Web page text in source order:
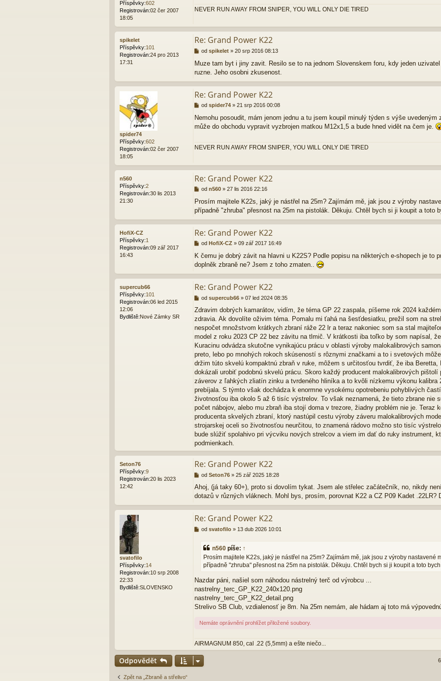
Příspěvky:602
Registrován:02 čer 2007
18:05
v
k
NEVER RUN AWAY FROM SNIPER, YOU WILL ONLY DIE TIRED
spikelet
Příspěvky:101
Registrován:24 pro 2013
17:31
Re: Grand Power K22
P
í
s
ě
v
od spikelet » 20 srp 2016 08:13
Muze tam byt i jiny zavit. Resilo se to na jednom Slovenskem foru, kdy jeden
ruzne. Jeho osobni zkusenost.
spider74
Příspěvky:602
Registrován:02 čer 2007
18:05
Re: Grand Power K22
P
í
s
v
od spider74 » 21 srp 2016 00:08
Nemohu posoudit, mám jenom jednu a tu jsem koupil minulý týden s výše
může do obchodu vypravit vyzbrojen matkou M12x1,5 a bude hned vidět na čem je.
NEVER RUN AWAY FROM SNIPER, YOU WILL ONLY DIE TIRED
n560
Příspěvky:2
Registrován:30 lis 2013
21:30
Re: Grand Power K22
P
í
s
ě
v
od n560 » 27 lis 2016 22:16
Prosím majitele K22s, jaký je nástřel na 25m? Zajímám mě, jak jsou z výroby
případně "zhruba" přesnost na 25m na pistolák. Děkuju. Chtěl bych si ji koupit a toto
HofiX-CZ
Příspěvky:1
Registrován:09 zář 2017
16:43
Re: Grand Power K22
P
s
p
ě
v
od HofiX-CZ » 09 zář 2017 16:49
K čemu je dobrý závit na hlavni u K22S? Podle popisu na některých e-shopech je to
doplněk zbraně ne? Jsem z toho zmaten..
supercub66
Příspěvky:101
Registrován:06 led 2015
12:06
Bydliště:Nové Zámky SR
Re: Grand Power K22
P
í
s
p
ě
e
k
od supercub66 » 07 led 2024 08:35
Zdravim dobrých kamarátov, vidím, že téma GP 22 zaspala, píšeme rok 2024
zdravia. Ak dovolíte oživim téma. Pomalu mi ťahá na šesťdesiatku, prežil som na
nespočet množstvom krátkych zbraní ráže 22 lr a teraz nakoniec som sa stal
model z roku 2023 CP 22 bez závitu na tlmič. V krátkosti iba toľko by som napísal,
Kuracinu odvádza skutočne vynikajúcu prácu v oblasti výroby malokalibrových
preto, lebo po mnohých rokoch skúseností s rôznymi značkami a to i svetových
držim túto skvelú kompaktnú zbraň v ruke, môžem s určitosťou tvrdiť, že iba Beretta,
dokázali urobiť podobnú skvelú prácu. Skoro každý producent malokalibrových
záverov z ľahkých zliatín zinku a tvrdeného hliníka a to kvôli nízkemu výkonu kalibra
prebíjala. S týmto však dochádza k enormne vysokému opotrebeniu pohyblivých
životnosťou iba okolo 5 až 6 tisíc výstrelov. To však neznamená, že tieto zbrane nie
počet nábojov, alebo mu zbraň iba stojí doma v trezore, žiadny problém nie je. Teraz
producenta skvelých zbraní, ktorý nastúpil cestu výroby záveru malokalibrových
strojarskej oceli so životnosťou neurčitou, to znamená rádovo možno sto tisíc
bude slúžiť spolahivo pri výcviku nových strelcov a viem im dať do ruky instrument,
podmienkach.
Seton76
Příspěvky:9
Registrován:20 lis 2023
12:42
Re: Grand Power K22
P
í
s
p
ě
v
od Seton76 » 25 zář 2025 18:28
Ahoj, (já taky 60+), proto si dovolím tykat. Jsem ale střelec začátečník, no, nikdy
dotazů v různých vláknech. Mohl bys, prosím, porovnat K22 a CZ P09 Kadet .22LR?
svatofilo
Příspěvky:14
Registrován:10 srp 2008
22:33
Bydliště:SLOVENSKO
Re: Grand Power K22
P
v
e
k
od svatofilo » 13 dub 2026 10:01
n560 píše: ↑
Prosím majitele K22s, jaký je nástřel na 25m? Zajímám mě, jak jsou z výroby nastavené
případně "zhruba" přesnost na 25m na pistolák. Děkuju. Chtěl bych si ji koupit a toto
Nazdar páni, našiel som náhodou nástrelný terč od výrobcu ...
nastrelny_terc_GP_K22_240x120.png
nastrelny_terc_GP_K22_detail.png
Strelivo SB Club, vzdialenosť je 8m. Na 25m nemám, ale hádam aj toto má
Nemáte oprávnění prohlížet přiložené soubory.
AIRMAGNUM 850, cal .22 (5,5mm) a ešte niečo...
Odpovědět
Zpět na „Zbraně a střelivo“